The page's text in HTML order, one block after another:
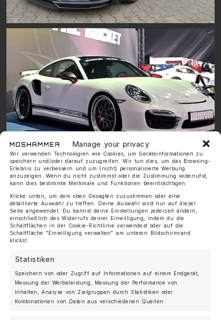
Manage your privacy
Wir verwenden Technologien wie Cookies, um Geräteinformationen zu
speichern und/oder darauf zuzugreifen. Wir tun dies, um das Browsing-
Erlebnis zu verbessern und um (nicht) personalisierte Werbung
anzuzeigen. Wenn du nicht zustimmst oder die Zustimmung widerrufst,
kann dies bestimmte Merkmale und Funktionen beeinträchtigen.
Klicke unten, um dem oben Gesagten zuzustimmen oder eine
detaillierte Auswahl zu treffen. Deine Auswahl wird nur auf dieser
Seite angewendet. Du kannst deine Einstellungen jederzeit ändern,
einschließlich des Widerrufs deiner Einwilligung, indem du die
Schaltflächen in der Cookie-Richtlinie verwendest oder auf die
Schaltfläche "Einwilligung verwalten" am unteren Bildschirmrand
klickst.
Statistiken
Speichern von oder Zugriff auf Informationen auf einem Endgerät,
Messung der Werbeleistung, Messung der Performance von
Inhalten, Analyse von Zielgruppen durch Statistiken oder
Kombinationen von Daten aus verschiedenen Quellen.